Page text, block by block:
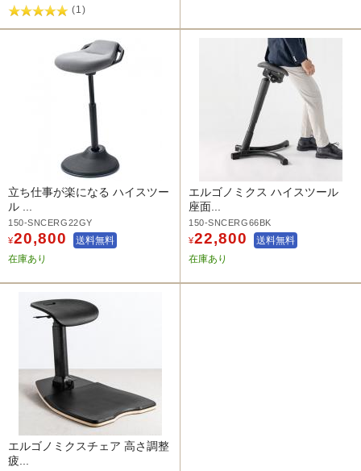
(1)
立ち仕事が楽になる ハイスツー
ル ...
150-SNCERG22GY
¥20,800
送料無料
在庫あり
エルゴノミクス ハイスツール
座面...
150-SNCERG66BK
¥22,800
送料無料
在庫あり
エルゴノミクスチェア 高さ調整
疲...